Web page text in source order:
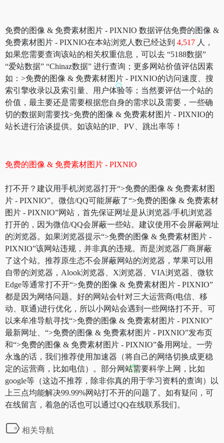
免费的图像 & 免费素材图片 - PIXNIO 数据评估免费的图像 &
免费素材图片 - PIXNIO在本站浏览人数已经达到 4,517 人，
如果您需要查询该站的相关权重信息，可以去 “5188数据”
“爱站数据” “Chinaz数据” 进行查询；更多网站价值评估因素
如：>免费的图像 & 免费素材图片 - PIXNIO的访问速度、搜
索引擎收录以及索引量、用户体验等；当然要评估一个站的
价值，最主要还是需要根据您自身的需求以及需要，一些确
切的数据则需要找>免费的图像 & 免费素材图片 - PIXNIO的
站长进行洽谈提供。如该站的IP、PV、跳出率等！
免费的图像 & 免费素材图片 - PIXNIO
打不开？建议用手机浏览器打开“>免费的图像 & 免费素材图
片 - PIXNIO”。微信/QQ可能屏蔽了“>免费的图像 & 免费素材
图片 - PIXNIO”网站，首先保证网址是从浏览器/手机浏览器
打开的，因为微信/QQ会屏蔽一些站。建议使用不会屏蔽网址
的浏览器。如果浏览器提示“>免费的图像 & 免费素材图片 -
PIXNIO”该网站违规，并非真的违规。而是浏览器厂商屏蔽
了这个站。推荐原生态不会屏蔽网站的浏览器，苹果可以用
自带的浏览器，Alook浏览器、X浏览器、VIA浏览器、微软
Edge等通常打不开“>免费的图像 & 免费素材图片 - PIXNIO”
都是因为网络问题。好的网站会针对三大运营商(电信、移
动、联通)进行优化，所以小网站会遇到一些网络打不开。可
以来牟准导航寻找“>免费的图像 & 免费素材图片 - PIXNIO”
最新网址、“>免费的图像 & 免费素材图片 - PIXNIO”发布页
和“>免费的图像 & 免费素材图片 - PIXNIO”备用网址。一劳
永逸的话，我们推荐使用加速器（将自己的网络切换成更稳
定的运营商，比如电信）。部分网站需要科学上网，比如
google等（这边不推荐，除非你真的用于学习资料的查询）以
上三点均能解决99.99%网站打不开的问题了。如有疑问，可
在线留言，着急的话也可以通过QQ在线联系我们。
相关导航